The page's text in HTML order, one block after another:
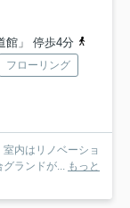
館」 停歩4分
フローリング
内はリノベーショ
ランドが... もっと